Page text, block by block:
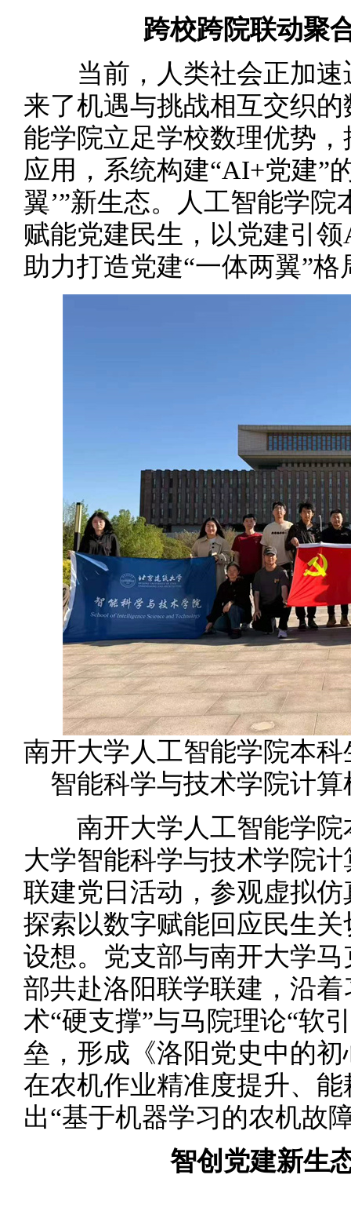
跨校跨院联动聚
当前，人类社会正加速
来了机遇与挑战相互交织
能学院立足学校数理优势
应用，系统构建“AI+党建”
翼’”新生态。人工智能学
赋能党建民生，以党建引
助力打造党建“一体两翼”
南开大学人工智能学院本
智能科学与技术学院计
南开大学人工智能学院
大学智能科学与技术学院
联建党日活动，参观虚拟
探索以数字赋能回应民生
设想。党支部与南开大学
部共赴洛阳联学联建，沿
术“硬支撑”与马院理论“软
垒，形成《洛阳党史中的
在农机作业精准度提升、
出“基于机器学习的农机故
智创党建新生